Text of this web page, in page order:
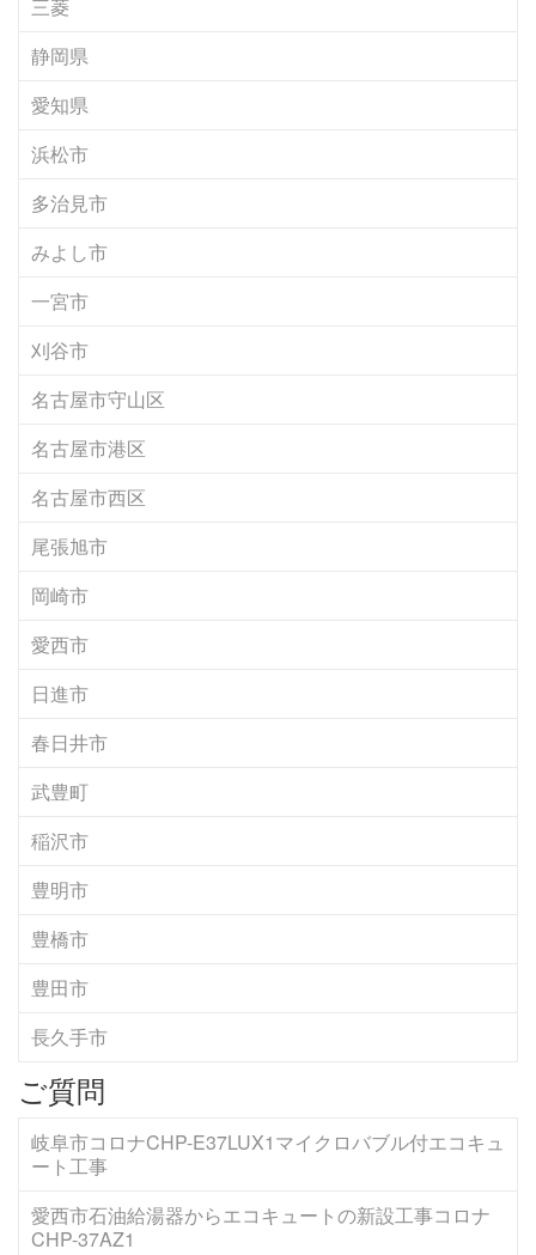
三菱
静岡県
愛知県
浜松市
多治見市
みよし市
一宮市
刈谷市
名古屋市守山区
名古屋市港区
名古屋市西区
尾張旭市
岡崎市
愛西市
日進市
春日井市
武豊町
稲沢市
豊明市
豊橋市
豊田市
長久手市
ご質問
岐阜市コロナCHP-E37LUX1マイクロバブル付エコキュ
ート工事
愛西市石油給湯器からエコキュートの新設工事コロナ
CHP-37AZ1